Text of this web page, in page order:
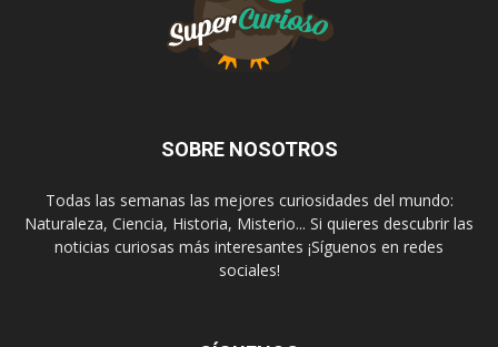
SOBRE NOSOTROS
Todas las semanas las mejores curiosidades del mundo:
Naturaleza, Ciencia, Historia, Misterio... Si quieres descubrir las
noticias curiosas más interesantes ¡Síguenos en redes
sociales!